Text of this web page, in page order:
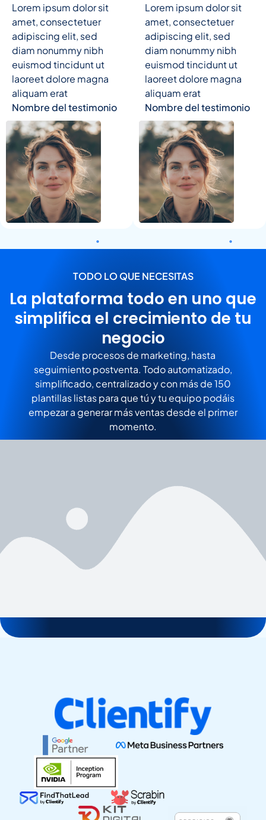
Lorem ipsum dolor sit
amet, consectetuer
adipiscing elit, sed
diam nonummy nibh
euismod tincidunt ut
laoreet dolore magna
aliquam erat
Nombre del testimonio
Lorem ipsum dolor sit
amet, consectetuer
adipiscing elit, sed
diam nonummy nibh
euismod tincidunt ut
laoreet dolore magna
aliquam erat
Nombre del testimonio
TODO LO QUE NECESITAS
La plataforma todo en uno que
simplifica el crecimiento de tu
negocio
Desde procesos de marketing, hasta
seguimiento postventa. Todo automatizado,
simplificado, centralizado y con más de 150
plantillas listas para que tú y tu equipo podáis
empezar a generar más ventas desde el primer
momento.